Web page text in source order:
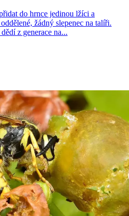
do hrnce jedinou lžíci a
žádný slepenec na talíři.
z generace na...